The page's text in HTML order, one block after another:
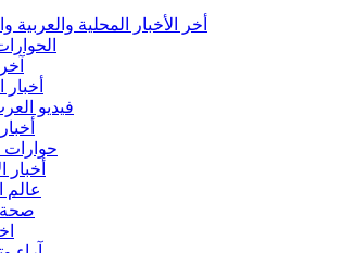
أخر الأخبار المحلية والعربية
فيديو
حوارات
أخبار
عالم
صحة